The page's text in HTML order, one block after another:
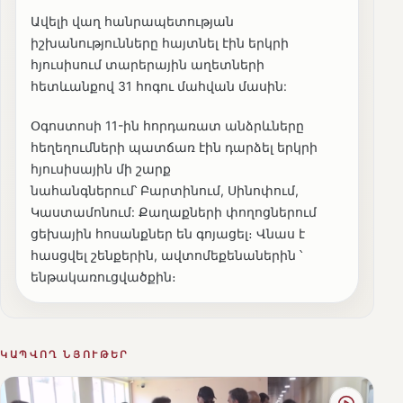
Ավելի վաղ հանրապետության
իշխանությունները հայտնել էին երկրի
հյուսիսում տարերային աղետների
հետևանքով 31 հոգու մահվան մասին:
Օգոստոսի 11-ին հորդառատ անձրևները
հեղեղումների պատճառ էին դարձել երկրի
հյուսիսային մի շարք
նահանգներում՝ Բարտինում, Սինոփում,
Կաստամոնում: Քաղաքների փողոցներում
ցեխային հոսանքներ են գոյացել։ Վնաս է
հասցվել շենքերին, ավտոմեքենաներին ՝
ենթակառուցվածքին։
ԿԱՊՎՈՂ ՆՅՈՒԹԵՐ